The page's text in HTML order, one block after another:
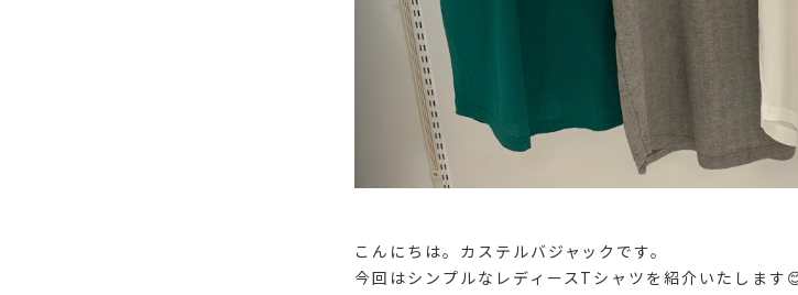
こんにちは。カステルバジャックです。
今回はシンプルなレディースTシャツを紹介いたします